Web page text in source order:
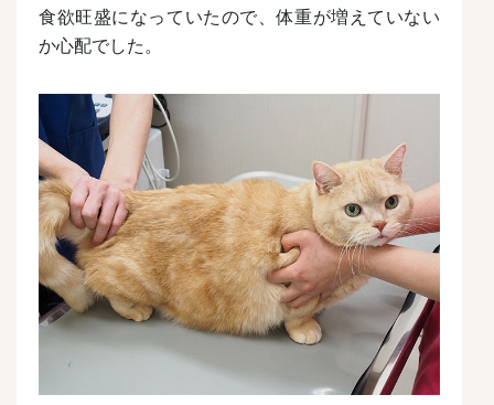
食欲旺盛になっていたので、体重が増えていない
か心配でした。